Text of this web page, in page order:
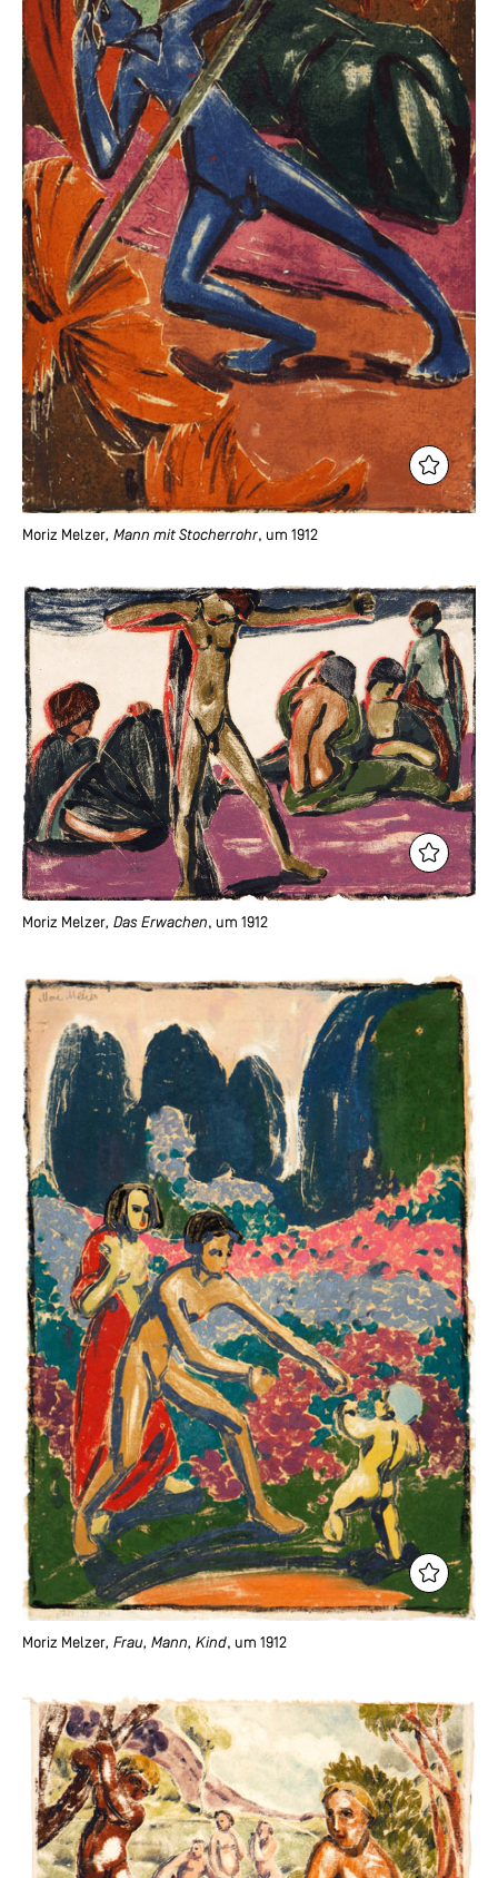
Moriz Melzer, Mann mit Stocherrohr, um 1912
Moriz Melzer, Das Erwachen, um 1912
Moriz Melzer, Frau, Mann, Kind, um 1912